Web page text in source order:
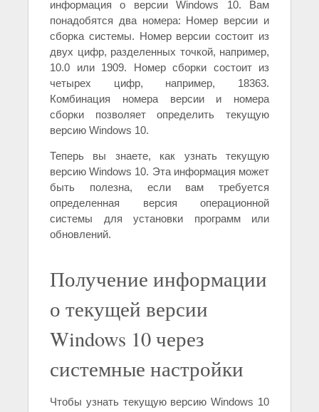
информация о версии Windows 10. Вам
понадобятся два номера: Номер версии и
сборка системы. Номер версии состоит из
двух цифр, разделенных точкой, например,
10.0 или 1909. Номер сборки состоит из
четырех цифр, например, 18363.
Комбинация номера версии и номера
сборки позволяет определить текущую
версию Windows 10.
Теперь вы знаете, как узнать текущую
версию Windows 10. Эта информация может
быть полезна, если вам требуется
определенная версия операционной
системы для установки программ или
обновлений.
Получение информации
о текущей версии
Windows 10 через
системные настройки
Чтобы узнать текущую версию Windows 10